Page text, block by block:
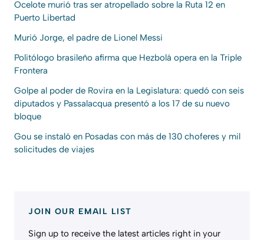
Ocelote murió tras ser atropellado sobre la Ruta 12 en
Puerto Libertad
Murió Jorge, el padre de Lionel Messi
Politólogo brasileño afirma que Hezbolá opera en la Triple
Frontera
Golpe al poder de Rovira en la Legislatura: quedó con seis
diputados y Passalacqua presentó a los 17 de su nuevo
bloque
Gou se instaló en Posadas con más de 130 choferes y mil
solicitudes de viajes
JOIN OUR EMAIL LIST
Sign up to receive the latest articles right in your